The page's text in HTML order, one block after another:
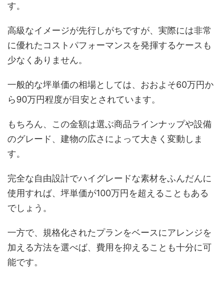
す。
高級なイメージが先行しがちですが、実際には非常
に優れたコストパフォーマンスを発揮するケースも
少なくありません。
一般的な坪単価の相場としては、おおよそ60万円か
ら90万円程度が目安とされています。
もちろん、この金額は選ぶ商品ラインナップや設備
のグレード、建物の広さによって大きく変動しま
す。
完全な自由設計でハイグレードな素材をふんだんに
使用すれば、坪単価が100万円を超えることもある
でしょう。
一方で、規格化されたプランをベースにアレンジを
加える方法を選べば、費用を抑えることも十分に可
能です。